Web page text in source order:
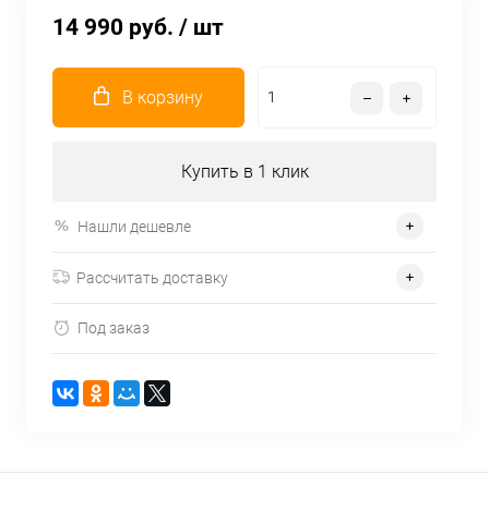
14 990 руб. / шт
В корзину
Купить в 1 клик
Нашли дешевле
Рассчитать доставку
Под заказ